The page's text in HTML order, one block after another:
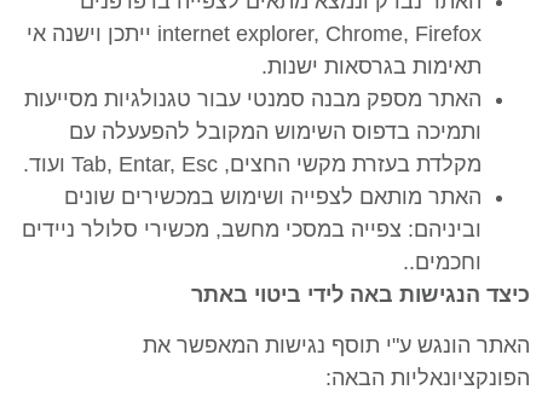
internet explorer, Chrome, Firefox ייתכן וישנה אי
תאימות בגרסאות ישנות.
האתר מספק מבנה סמנטי עבור טגנולגיות מסייעות
ותמיכה בדפוס השימוש המקובל להפעעלה עם
מקלדת בעזרת מקשי החצים, Tab, Entar, Esc ועוד.
האתר מותאם לצפייה ושימוש במכשירים שונים
וביניהם: צפייה במסכי מחשב, מכשירי סלולר ניידים
וחכמים..
כיצד הנגישות באה לידי ביטוי באתר
האתר הונגש ע"י תוסף נגישות המאפשר את
הפונקציונאליות הבאה: